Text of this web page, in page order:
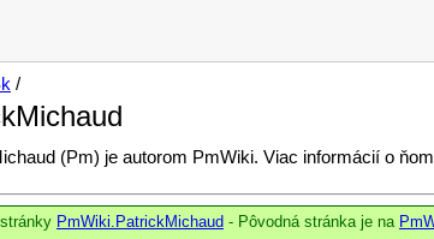
/
(Pm) je autorom PmWiki. Viac informácií o
stránky PmWiki.PatrickMichaud - Pôvodná stránka je na